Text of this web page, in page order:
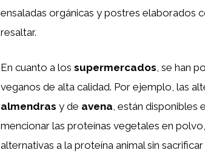
ensaladas orgánicas y postres elaborados
resaltar.
En cuanto a los supermercados , se han
veganos de alta calidad. Por ejemplo, las
almendras y de avena , están
mencionar las proteínas vegetales en
alternativas a la proteína animal sin sacrificar